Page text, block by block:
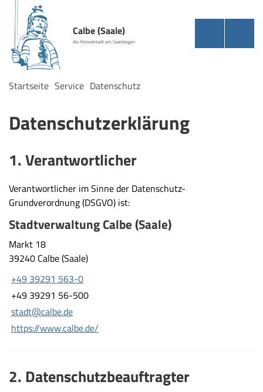
Calbe (Saale)
die Rolandstadt am Saalebogen
Startseite Service Datenschutz
Datenschutzerklärung
1. Verantwortlicher
Verantwortlicher im Sinne der Datenschutz-
Grundverordnung (DSGVO) ist:
Stadtverwaltung Calbe (Saale)
Markt 18
39240 Calbe (Saale)
+49 39291 563-0
+49 39291 56-500
stadt@calbe.de
https://www.calbe.de/
2. Datenschutzbeauftragter